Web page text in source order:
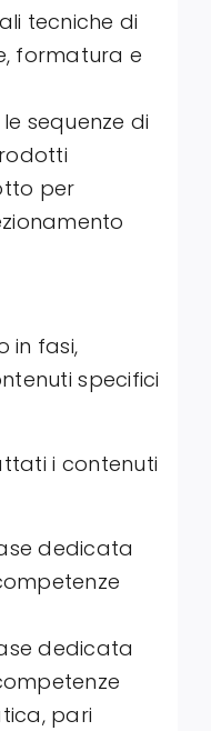
tecniche di
formatura e
sequenze di
per
in fasi,
specifici
i contenuti
fase dedicata
fase dedicata
pari